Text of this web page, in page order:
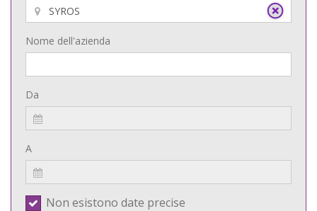
Nome dell'azienda
Da
A
Non esistono date precise